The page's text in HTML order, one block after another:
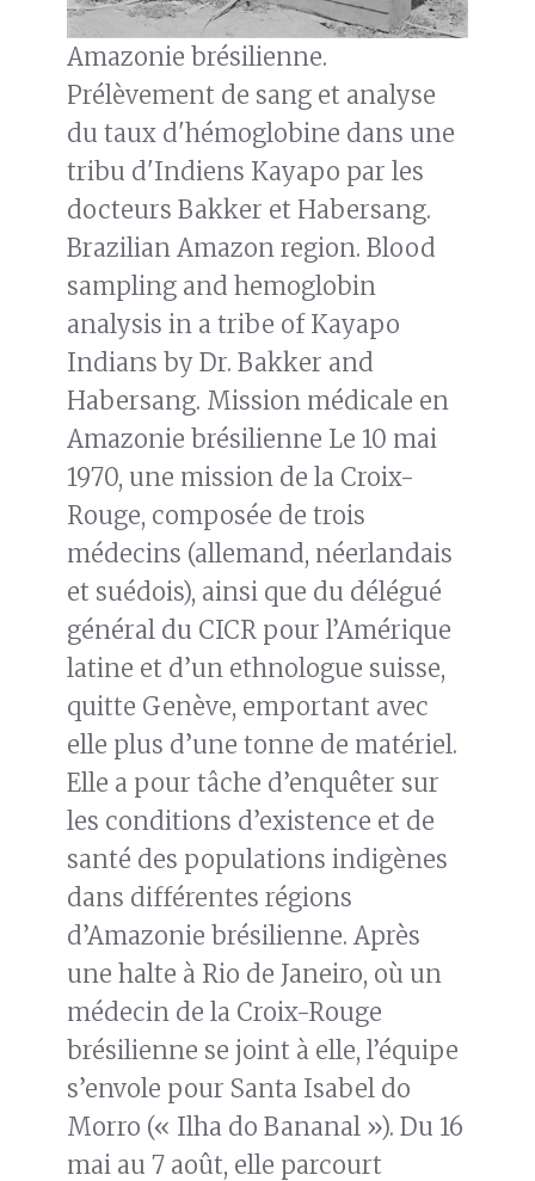
Amazonie brésilienne.
Prélèvement de sang et analyse
du taux d'hémoglobine dans une
tribu d'Indiens Kayapo par les
docteurs Bakker et Habersang.
Brazilian Amazon region. Blood
sampling and hemoglobin
analysis in a tribe of Kayapo
Indians by Dr. Bakker and
Habersang. Mission médicale en
Amazonie brésilienne Le 10 mai
1970, une mission de la Croix-
Rouge, composée de trois
médecins (allemand, néerlandais
et suédois), ainsi que du délégué
général du CICR pour l’Amérique
latine et d’un ethnologue suisse,
quitte Genève, emportant avec
elle plus d’une tonne de matériel.
Elle a pour tâche d’enquêter sur
les conditions d’existence et de
santé des populations indigènes
dans différentes régions
d’Amazonie brésilienne. Après
une halte à Rio de Janeiro, où un
médecin de la Croix-Rouge
brésilienne se joint à elle, l’équipe
s’envole pour Santa Isabel do
Morro (« Ilha do Bananal »). Du 16
mai au 7 août, elle parcourt